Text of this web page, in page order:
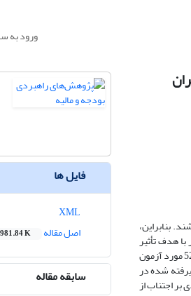
ورود به
بنابراین،
هدف تأثیر
مالکیت نهادی بر اجتناب از مالیات و محافظه کاری حسابداری در شرکت های پذیرفته شده در بورس اوراق بهادار تهران طی سال‌های 1397 الی 1401 با تعداد مشاهدات 525 مورد آزمون
شده در
نهادی بر اجتناب از
فایل ها
اصل مقاله
981.84 K
سابقه مقاله